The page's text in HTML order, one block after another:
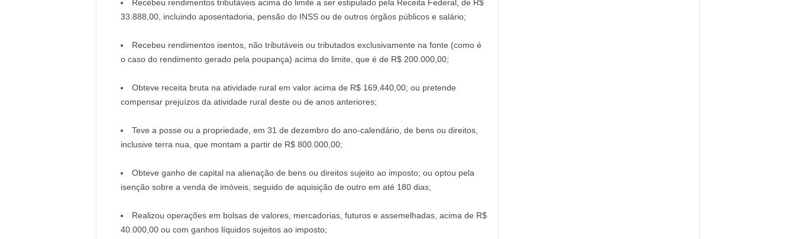
Recebeu rendimentos tributáveis acima do limite a ser estipulado pela Receita Federal, de R$
33.888,00, incluindo aposentadoria, pensão do INSS ou de outros órgãos públicos e salário;
Recebeu rendimentos isentos, não tributáveis ou tributados exclusivamente na fonte (como é
o caso do rendimento gerado pela poupança) acima do limite, que é de R$ 200.000,00;
Obteve receita bruta na atividade rural em valor acima de R$ 169,440,00; ou pretende
compensar prejuízos da atividade rural deste ou de anos anteriores;
Teve a posse ou a propriedade, em 31 de dezembro do ano-calendário, de bens ou direitos,
inclusive terra nua, que montam a partir de R$ 800.000,00;
Obteve ganho de capital na alienação de bens ou direitos sujeito ao imposto; ou optou pela
isenção sobre a venda de imóveis, seguido de aquisição de outro em até 180 dias;
Realizou operações em bolsas de valores, mercadorias, futuros e assemelhadas, acima de R$
40.000,00 ou com ganhos líquidos sujeitos ao imposto;